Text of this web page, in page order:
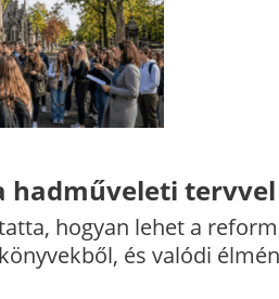
hadműveleti tervvel
hogyan lehet a
és valódi